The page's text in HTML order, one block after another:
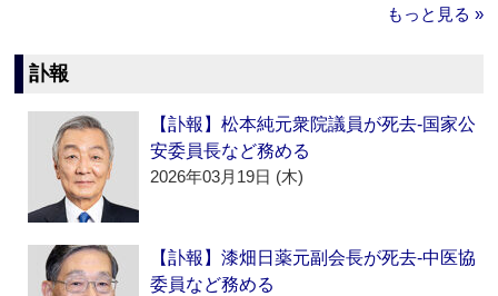
もっと見る »
訃報
【訃報】松本純元衆院議員が死去‐国家公
安委員長など務める
2026年03月19日 (木)
【訃報】漆畑日薬元副会長が死去‐中医協
委員など務める